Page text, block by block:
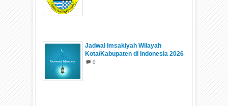
Jadwal Imsakiyah Wilayah
Kota/Kabupaten di Indonesia 2026
0